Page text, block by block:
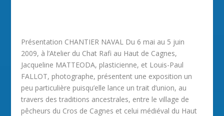
Présentation CHANTIER NAVAL Du 6 mai au 5 juin
2009, à l’Atelier du Chat Rafi au Haut de Cagnes,
Jacqueline MATTEODA, plasticienne, et Louis-Paul
FALLOT, photographe, présentent une exposition un
peu particulière puisqu’elle lance un trait d’union, au
travers des traditions ancestrales, entre le village de
pêcheurs du Cros de Cagnes et celui médiéval du Haut